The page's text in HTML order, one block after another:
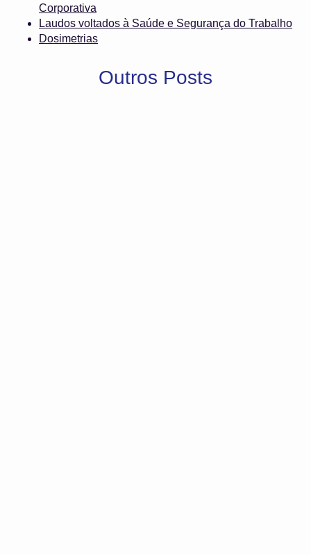
Corporativa
Laudos voltados à Saúde e Segurança do Trabalho
Dosimetrias
Outros Posts